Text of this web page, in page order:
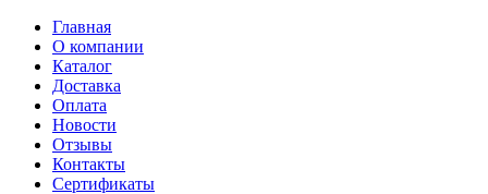
Главная
О компании
Каталог
Доставка
Оплата
Новости
Отзывы
Контакты
Сертификаты